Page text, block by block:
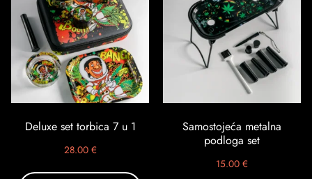
Deluxe set torbica 7 u 1
28.00 €
Samostojeća metalna
podloga set
15.00 €